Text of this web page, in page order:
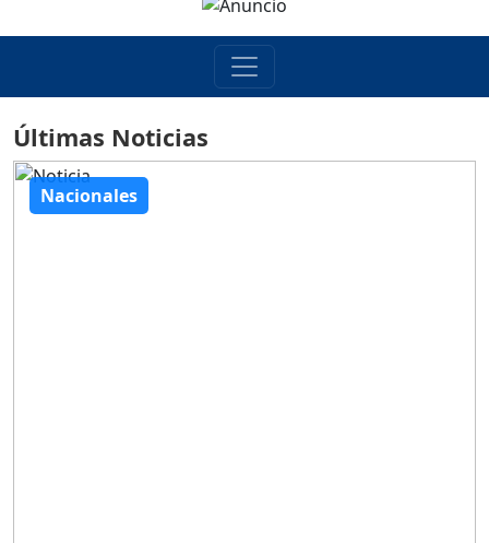
Últimas Noticias
Nacionales